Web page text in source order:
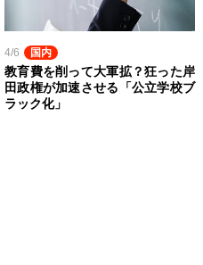
4/6 国内
教育費を削って大軍拡？狂った岸
田政権が加速させる「公立学校ブ
ラック化」